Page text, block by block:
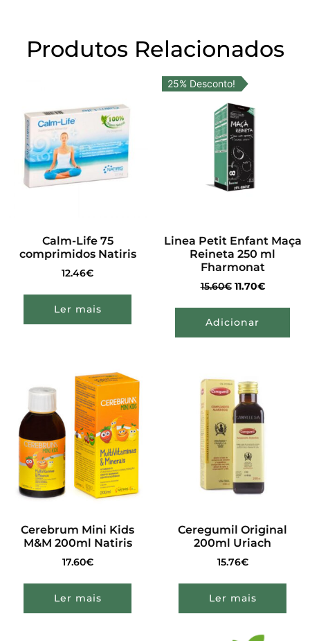
Produtos Relacionados
Calm-Life 75
comprimidos Natiris
12.46€
Ler mais
25% Desconto!
Linea Petit Enfant Maça
Reineta 250 ml
Fharmonat
15.60€ 11.70€
Adicionar
Cerebrum Mini Kids
M&M 200ml Natiris
17.60€
Ler mais
Ceregumil Original
200ml Uriach
15.76€
Ler mais